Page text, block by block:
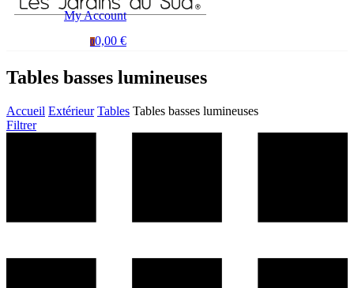
My Account
00,00 €
Tables basses lumineuses
Accueil Extérieur Tables Tables basses lumineuses
Filtrer